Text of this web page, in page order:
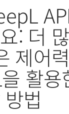
실시간 음성 플랫
voice
: 더
제어
활용
법